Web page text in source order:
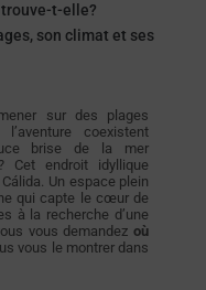
trouve-t-elle?
son climat et ses
sur des plages
coexistent
brise de la mer
Cet endroit idyllique
Un espace plein
qui capte le cœur de
à la recherche d’une
vous demandezoù
vous le montrer dans